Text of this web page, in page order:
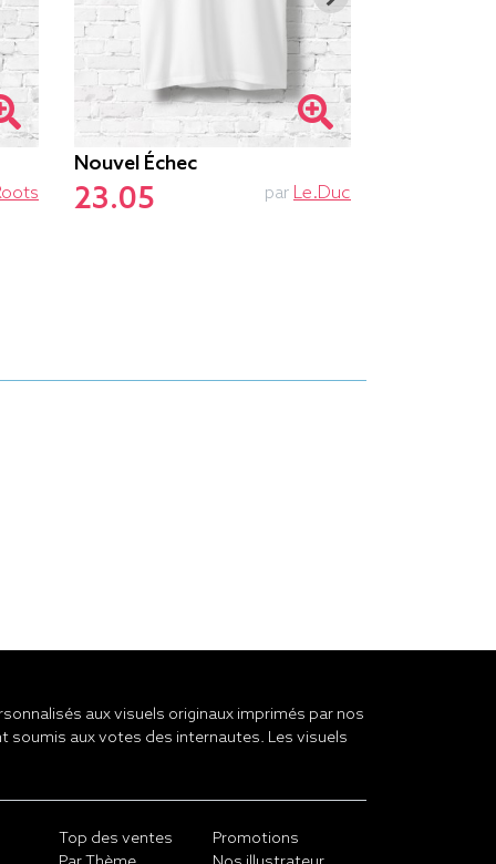
Nouvel Échec
23.05 par Le.duc
aux visuels originaux imprimés par nos
soumis aux votes des internautes. Les visuels
Top des ventes
Promotions